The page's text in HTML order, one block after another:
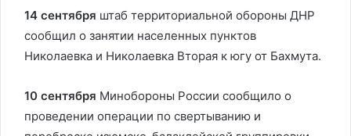
14 сентября штаб территориальной обороны ДНР
сообщил о занятии населенных пунктов
Николаевка и Николаевка Вторая к югу от Бахмута.
10 сентября Минобороны России сообщило о
проведении операции по свертыванию и